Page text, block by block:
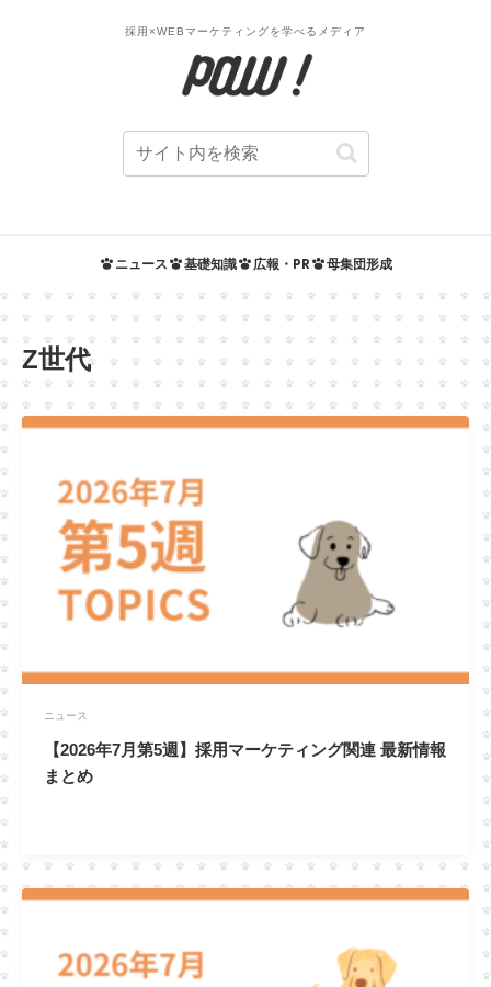
採用×WEBマーケティングを学べるメディア
ニュース 基礎知識 広報・PR 母集団形成
Z世代
ニュース
【2026年7月第5週】採用マーケティング関連 最新情報
まとめ